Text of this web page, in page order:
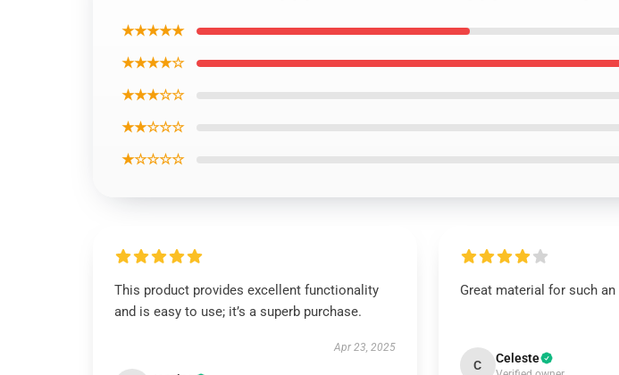
★★★★★
★★★★☆
★★★☆☆
★★☆☆☆
★☆☆☆☆
This product provides excellent functionality
and is easy to use; it’s a superb purchase.
Apr 23, 2025
Great material for such
C Celeste